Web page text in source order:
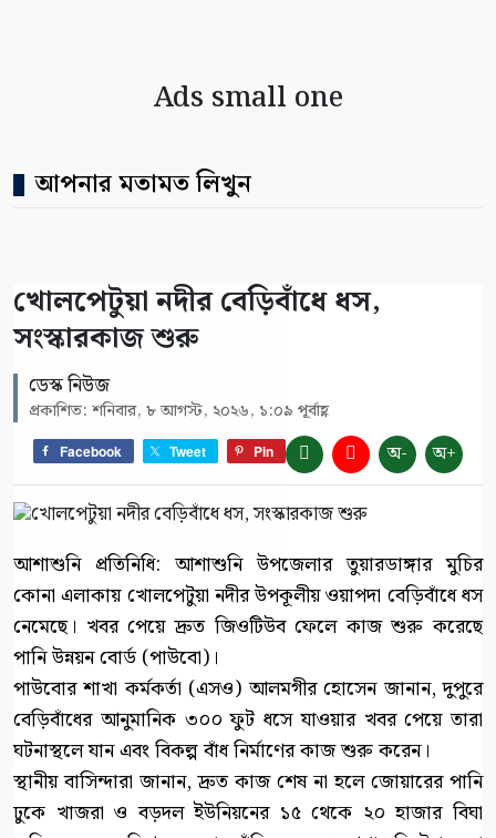
Ads small one
আপনার মতামত লিখুন
খোলপেটুয়া নদীর বেড়িবাঁধে ধস,
সংস্কারকাজ শুরু
ডেস্ক নিউজ
প্রকাশিত: শনিবার, ৮ আগস্ট, ২০২৬, ১:০৯ পূর্বাহ্ণ
Facebook Tweet Pin অ- অ+
আশাশুনি প্রতিনিধি: আশাশুনি উপজেলার তুয়ারডাঙ্গার মুচির
কোনা এলাকায় খোলপেটুয়া নদীর উপকূলীয় ওয়াপদা বেড়িবাঁধে ধস
নেমেছে। খবর পেয়ে দ্রুত জিওটিউব ফেলে কাজ শুরু করেছে
পানি উন্নয়ন বোর্ড (পাউবো)।
পাউবোর শাখা কর্মকর্তা (এসও) আলমগীর হোসেন জানান, দুপুরে
বেড়িবাঁধের আনুমানিক ৩০০ ফুট ধসে যাওয়ার খবর পেয়ে তারা
ঘটনাস্থলে যান এবং বিকল্প বাঁধ নির্মাণের কাজ শুরু করেন।
স্থানীয় বাসিন্দারা জানান, দ্রুত কাজ শেষ না হলে জোয়ারের পানি
ঢুকে খাজরা ও বড়দল ইউনিয়নের ১৫ থেকে ২০ হাজার বিঘা